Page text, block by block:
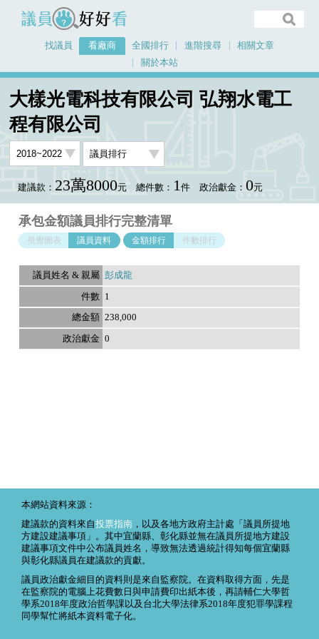
議員好好看
找議員 看廠商 全國排行 進階搜尋
相關文章
關於本站
大樣光電科技有限公司 弘翔水電工
程有限公司
建議款： 23萬8000元 總件數： 1件 政治獻金： 0元
承包金額議員排行完整清單
視覺圖表 議員資料 金額排行 件數排行
彭成龍
1
238,000
0
本網站資料來源：
建議款的資料來自投票指南 ，以及各地方政府主計處「議員所提地
方建設建議事項」。其中宜蘭縣、彰化縣並無在議員所提地方建設
建議事項文件中公布議員姓名，導致無法透過統計得知每個宜蘭縣
與彰化縣議員在建議款的貢獻。
議員政治獻金細目的資料則是來自監察院。在資料取得方面，先是
在監察院的電腦上花費數日與申請費印出紙本後，再請輔仁大學哲
學系2018年度政治哲學課以及台北大學法律系2018年度犯罪學課程
同學幫忙將紙本資料電子化。